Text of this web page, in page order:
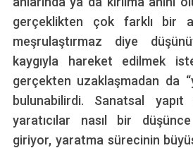
gerçeklikten çok farklı bir
meşrulaştırmaz diye
kaygıyla hareket edilmek
gerçekten uzaklaşmadan da
bulunabilirdi. Sanatsal
yaratıcılar nasıl bir
giriyor, yaratma sürecinin